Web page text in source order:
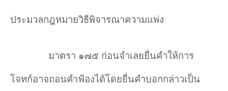
ประมวลกฎหมายวิธีพิจารณาความแพ่ง
มาตรา ๑๗๕ ก่อนจำเลยยื่นคำให้การ
โจทก์อาจถอนคำฟ้องได้โดยยื่นคำบอกกล่าวเป็น